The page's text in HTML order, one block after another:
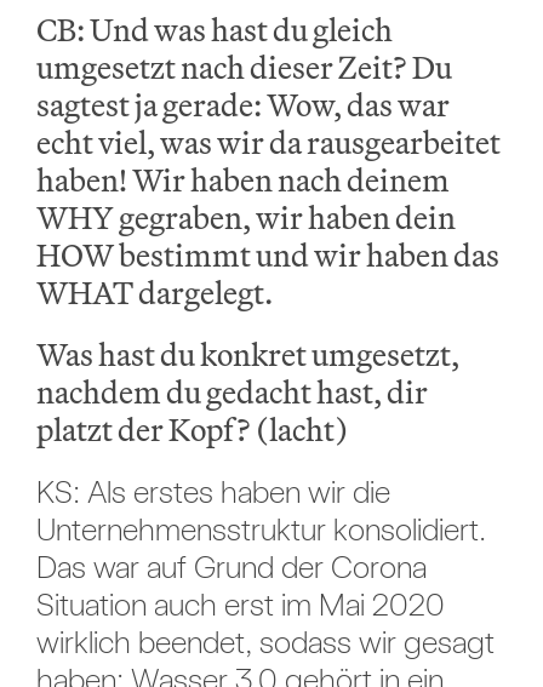
CB: Und was hast du gleich
umgesetzt nach dieser Zeit? Du
sagtest ja gerade: Wow, das war
echt viel, was wir da rausgearbeitet
haben! Wir haben nach deinem
WHY gegraben, wir haben dein
HOW bestimmt und wir haben das
WHAT dargelegt.
Was hast du konkret umgesetzt,
nachdem du gedacht hast, dir
platzt der Kopf? (lacht)
KS: Als erstes haben wir die
Unternehmensstruktur konsolidiert.
Das war auf Grund der Corona
Situation auch erst im Mai 2020
wirklich beendet, sodass wir gesagt
haben: Wasser 3.0 gehört in ein